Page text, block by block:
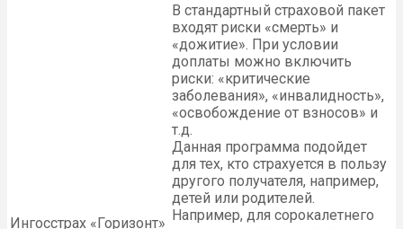
Ингосстрах «Горизонт»
В стандартный страховой пакет
входят риски «смерть» и
«дожитие». При условии
доплаты можно включить
риски: «критические
заболевания», «инвалидность»,
«освобождение от взносов» и
т.д.
Данная программа подойдет
для тех, кто страхуется в пользу
другого получателя, например,
детей или родителей.
Например, для сорокалетнего